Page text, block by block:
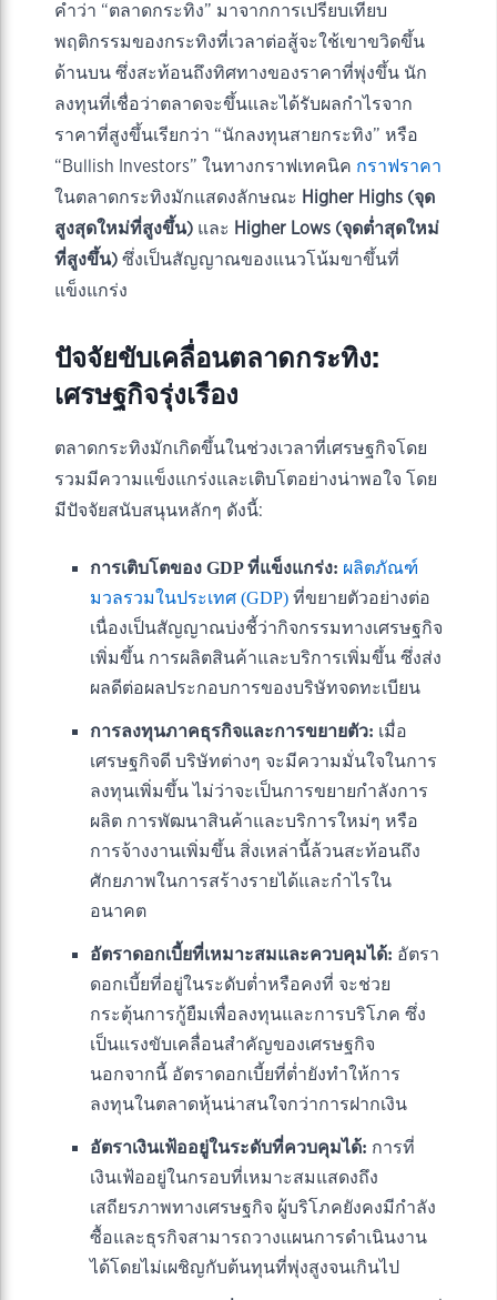
คำว่า “ตลาดกระทิง” มาจากการเปรียบเทียบ
พฤติกรรมของกระทิงที่เวลาต่อสู้จะใช้เขาขวิดขึ้น
ด้านบน ซึ่งสะท้อนถึงทิศทางของราคาที่พุ่งขึ้น นัก
ลงทุนที่เชื่อว่าตลาดจะขึ้นและได้รับผลกำไรจาก
ราคาที่สูงขึ้นเรียกว่า “นักลงทุนสายกระทิง” หรือ
“Bullish Investors” ในทางกราฟเทคนิค กราฟราคา
ในตลาดกระทิงมักแสดงลักษณะ Higher Highs (จุด
สูงสุดใหม่ที่สูงขึ้น) และ Higher Lows (จุดต่ำสุดใหม่
ที่สูงขึ้น) ซึ่งเป็นสัญญาณของแนวโน้มขาขึ้นที่
แข็งแกร่ง
ปัจจัยขับเคลื่อนตลาดกระทิง:
เศรษฐกิจรุ่งเรือง
ตลาดกระทิงมักเกิดขึ้นในช่วงเวลาที่เศรษฐกิจโดย
รวมมีความแข็งแกร่งและเติบโตอย่างน่าพอใจ โดย
มีปัจจัยสนับสนุนหลักๆ ดังนี้:
การเติบโตของ GDP ที่แข็งแกร่ง: ผลิตภัณฑ์
มวลรวมในประเทศ (GDP) ที่ขยายตัวอย่างต่อ
เนื่องเป็นสัญญาณบ่งชี้ว่ากิจกรรมทางเศรษฐกิจ
เพิ่มขึ้น การผลิตสินค้าและบริการเพิ่มขึ้น ซึ่งส่ง
ผลดีต่อผลประกอบการของบริษัทจดทะเบียน
การลงทุนภาคธุรกิจและการขยายตัว: เมื่อ
เศรษฐกิจดี บริษัทต่างๆ จะมีความมั่นใจในการ
ลงทุนเพิ่มขึ้น ไม่ว่าจะเป็นการขยายกำลังการ
ผลิต การพัฒนาสินค้าและบริการใหม่ๆ หรือ
การจ้างงานเพิ่มขึ้น สิ่งเหล่านี้ล้วนสะท้อนถึง
ศักยภาพในการสร้างรายได้และกำไรใน
อนาคต
อัตราดอกเบี้ยที่เหมาะสมและควบคุมได้: อัตรา
ดอกเบี้ยที่อยู่ในระดับต่ำหรือคงที่ จะช่วย
กระตุ้นการกู้ยืมเพื่อลงทุนและการบริโภค ซึ่ง
เป็นแรงขับเคลื่อนสำคัญของเศรษฐกิจ
นอกจากนี้ อัตราดอกเบี้ยที่ต่ำยังทำให้การ
ลงทุนในตลาดหุ้นน่าสนใจกว่าการฝากเงิน
อัตราเงินเฟ้ออยู่ในระดับที่ควบคุมได้: การที่
เงินเฟ้ออยู่ในกรอบที่เหมาะสมแสดงถึง
เสถียรภาพทางเศรษฐกิจ ผู้บริโภคยังคงมีกำลัง
ซื้อและธุรกิจสามารถวางแผนการดำเนินงาน
ได้โดยไม่เผชิญกับต้นทุนที่พุ่งสูงจนเกินไป